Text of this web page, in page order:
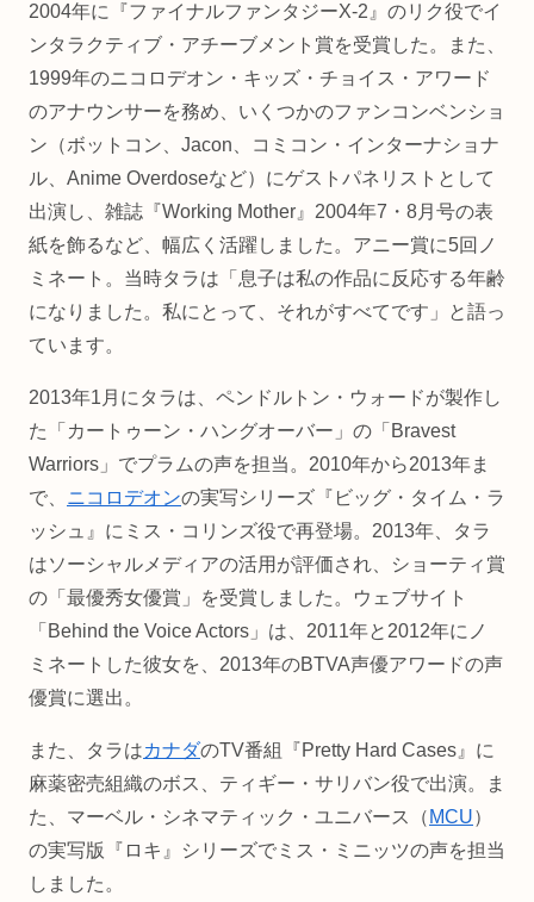
2004年に『ファイナルファンタジーX-2』のリク役でイ
ンタラクティブ・アチーブメント賞を受賞した。また、
1999年のニコロデオン・キッズ・チョイス・アワード
のアナウンサーを務め、いくつかのファンコンベンショ
ン（ボットコン、Jacon、コミコン・インターナショナ
ル、Anime Overdoseなど）にゲストパネリストとして
出演し、雑誌『Working Mother』2004年7・8月号の表
紙を飾るなど、幅広く活躍しました。アニー賞に5回ノ
ミネート。当時タラは「息子は私の作品に反応する年齢
になりました。私にとって、それがすべてです」と語っ
ています。
2013年1月にタラは、ペンドルトン・ウォードが製作し
た「カートゥーン・ハングオーバー」の「Bravest
Warriors」でプラムの声を担当。2010年から2013年ま
で、 ニコロデオンの実写シリーズ『ビッグ・タイム・ラ
ッシュ』にミス・コリンズ役で再登場。2013年、タラ
はソーシャルメディアの活用が評価され、ショーティ賞
の「最優秀女優賞」を受賞しました。ウェブサイト
「Behind the Voice Actors」は、2011年と2012年にノ
ミネートした彼女を、2013年のBTVA声優アワードの声
優賞に選出。
また、タラはカナダのTV番組『Pretty Hard Cases』に
麻薬密売組織のボス、ティギー・サリバン役で出演。ま
た、マーベル・シネマティック・ユニバース（ MCU）
の実写版『ロキ』シリーズでミス・ミニッツの声を担当
しました。